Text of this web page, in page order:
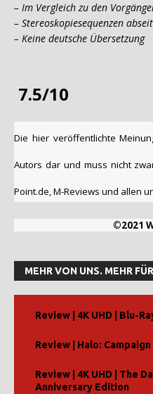
– Im Vergleich zu den
– Stereoskopiesequenzen
– Keine deutsche Übersetzung
7.5/10
Die hier veröffentlichte
Autors dar und muss nicht
Point.de, M-Reviews und allen
©2021 Wrestling-
MEHR VON UNS. MEHR
Review | 4K UHD | Blu-
Review | Halo:
Review | 4K UHD | The
Anniversary Edition